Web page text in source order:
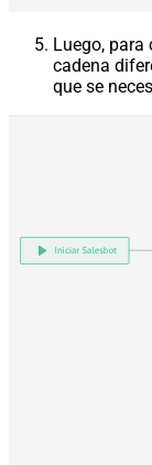
Luego, para
cadena
que se